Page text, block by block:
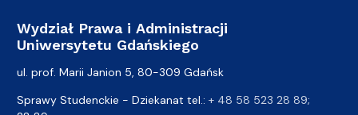
Wydział Prawa i Administracji
Uniwersytetu Gdańskiego
ul. prof. Marii Janion 5, 80-309 Gdańsk
Sprawy Studenckie - Dziekanat tel.: + 48 58 523 28 89;